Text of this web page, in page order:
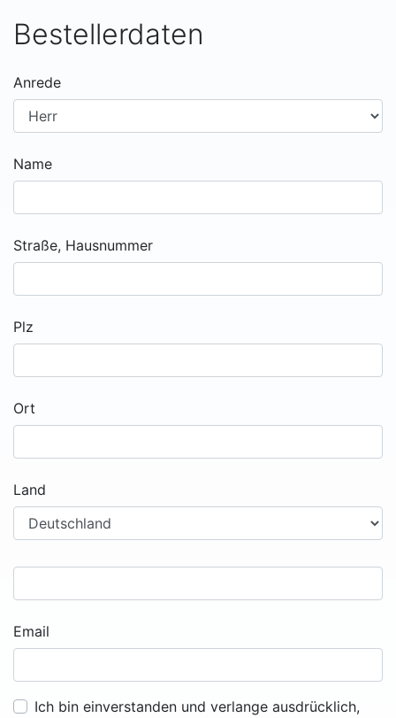
Bestellerdaten
Anrede
Name
Straße, Hausnummer
Plz
Ort
Land
Email
Ich bin einverstanden und verlange ausdrücklich,